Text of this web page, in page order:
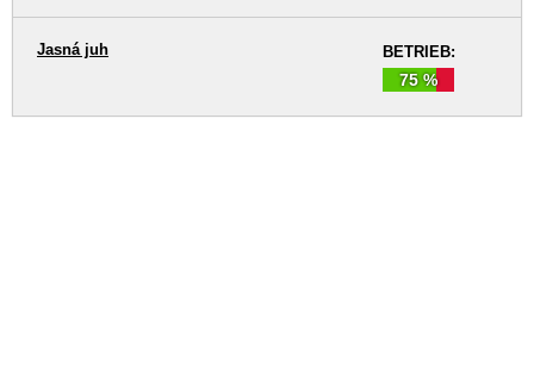
BETRIEB:
75 %
Jasná juh